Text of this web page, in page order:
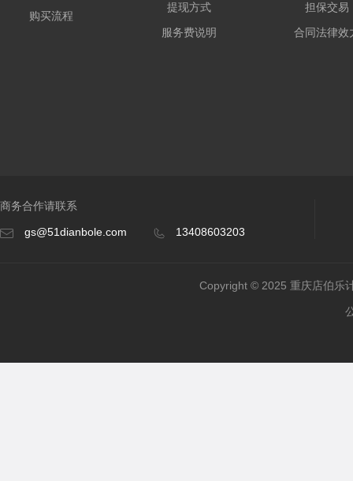
购买流程
提现方式
服务费说明
担保交易
合同法律效
商务合作请联系
gs@51dianbole.com 13408603203
Copyright © 2025 重庆店伯乐